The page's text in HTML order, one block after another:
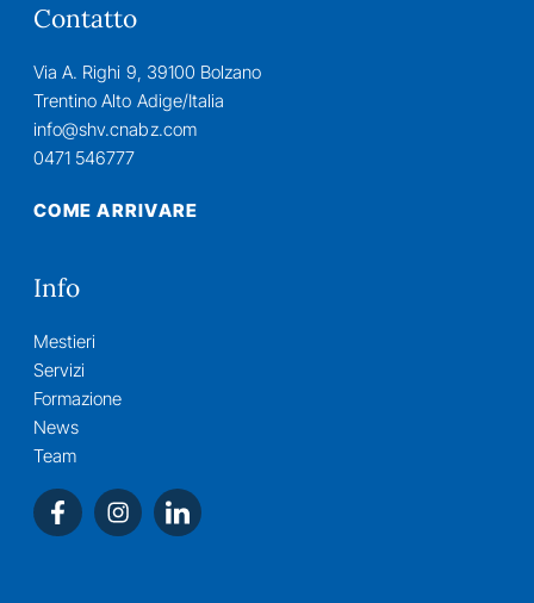
Contatto
Via A. Righi 9, 39100 Bolzano
Trentino Alto Adige/Italia
info@shv.cnabz.com
0471 546777
COME ARRIVARE
Info
Mestieri
Servizi
Formazione
News
Team